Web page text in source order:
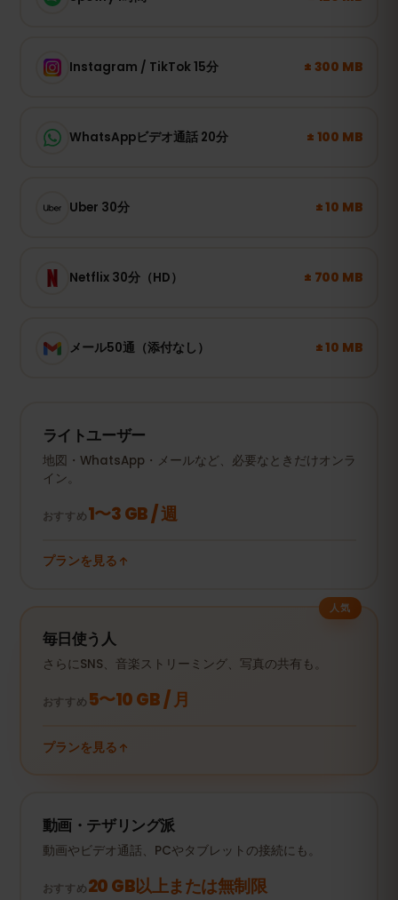
Instagram / TikTok 15分 ± 300 MB
WhatsAppビデオ通話 20分 ± 100 MB
Uber 30分 ± 10 MB
Netflix 30分（HD） ± 700 MB
メール50通（添付なし） ± 10 MB
ライトユーザー
地図・WhatsApp・メールなど、必要なときだけオンラ
イン。
おすすめ1〜3 GB / 週
プランを見る
人気
毎日使う人
さらにSNS、音楽ストリーミング、写真の共有も。
おすすめ 5〜10 GB / 月
プランを見る
動画・テザリング派
動画やビデオ通話、PCやタブレットの接続にも。
おすすめ20 GB以上または無制限